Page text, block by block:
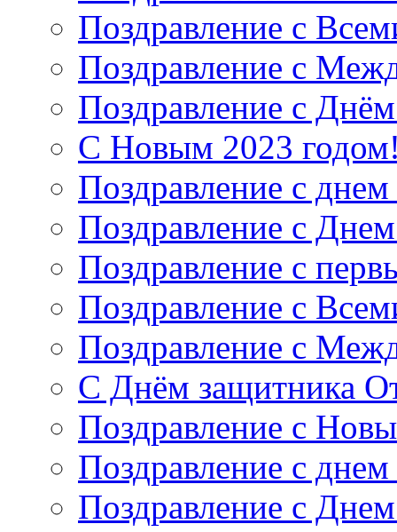
Поздравление с
Поздравление с
Поздравление с
С Новым 2023
Поздравление с
Поздравление с
Поздравление с
Поздравление с
Поздравление с
С Днём защитника
Поздравление с
Поздравление с
Поздравление с